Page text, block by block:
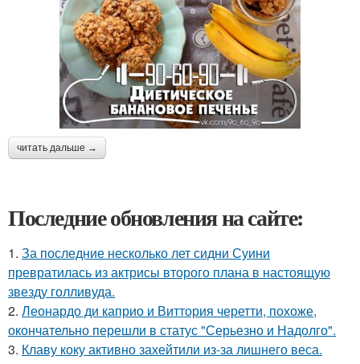
читать дальше →
Последние обновления на сайте:
1. За последние несколько лет сидни Суини
превратилась из актрисы второго плана в настоящую
звезду голливуда.
2. Леонардо ди каприо и Виттория черетти, похоже,
окончательно перешли в статус "Серьезно и Надолго".
3. Клаву коку активно захейтили из-за лишнего веса.